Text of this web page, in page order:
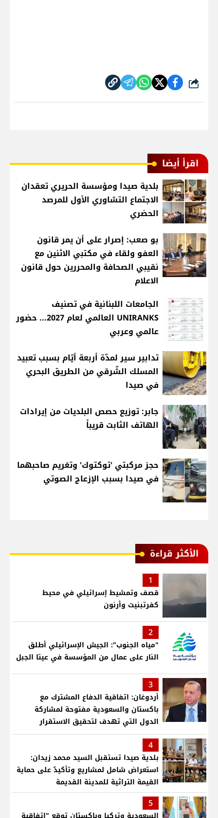
شارك
اقرأ أيضا
بلدية صيدا ومؤسسة الحريري تعقدان
الاجتماع التشاوري الأول للمرصد
الحضري
بو صعب: إصرار على أن يمر قانون
العفو ولقاء في مكتبي الاثنين مع
نقيبي الصحافة والمحررين حول قانون
الاعلام
الجامعات اللبنانية في تصنيف
UNIRANKS العالمي لعام 2027... حضور
عالمي وعربي
تدابير سير لمدّة أربعة أيّام بسبب تعبيد
المسلك الشّرقي من الطريق البحري
في صيدا
جابر: توزيع حصص البلديات من إيرادات
الهاتف الثابت قريباً
حجز مركبتي 'توكتوك' وتغريم صاحبهما
في صيدا بسبب الإزعاج الصوتي
الأكثر قراءة
1
قصف وتمشيط إسرائيلي في محيط
كفرتبنيت وأرنون
2
"مياه الجنوب": الجيش الإسرائيلي أطلق
النار على عمال من المؤسسة في عيتا الجبل
3
أردوغان: اتفاقية الدفاع المشترك مع
باكستان والسعودية مفتوحة لمشاركة
الدول التي تهدف لتحقيق الاستقرار
بمنطقتنا
4
بلدية صيدا تستقبل السيد محمد زيدان:
استعراض شامل لمشاريع وتأكيدٌ على حماية
القيمة التراثية للمدينة القديمة
5